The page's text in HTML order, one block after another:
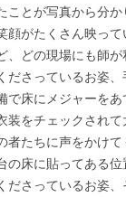
ことが写真から分
顔がたくさん映っ
、どの現場にも師
ださっているお姿
で床にメジャーを
装をチェックされ
者たちに声をかけ
の床に貼ってある
ださっているお姿